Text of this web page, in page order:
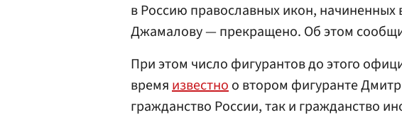
в Россию православных икон,
Джамалову — прекращено. Об этом
При этом число фигурантов до этого
времяизвестноо втором фигуранте
гражданство России, так и гражданство